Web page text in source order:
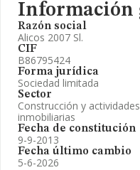
Información
Razón social
Alicos 2007 Sl.
CIF
B86795424
Forma jurídica
Sociedad limitada
Sector
Construcción y actividades
inmobiliarias
Fecha de constitución
9-9-2013
Fecha último cambio
5-6-2026